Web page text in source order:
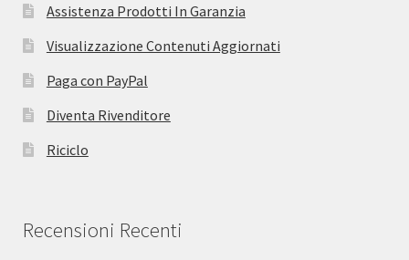
Assistenza Prodotti In Garanzia
Visualizzazione Contenuti Aggiornati
Paga con PayPal
Diventa Rivenditore
Riciclo
Recensioni Recenti